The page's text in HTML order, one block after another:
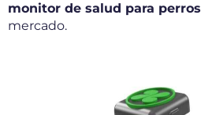
monitor de salud para perros
mercado.